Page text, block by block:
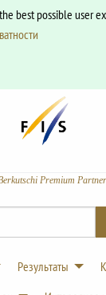
best possible user
Premium
Результаты